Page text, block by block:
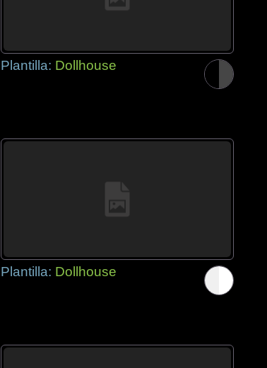
Plantilla: Dollhouse
Plantilla: Dollhouse